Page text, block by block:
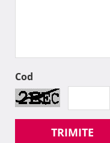
Cod
TRIMITE